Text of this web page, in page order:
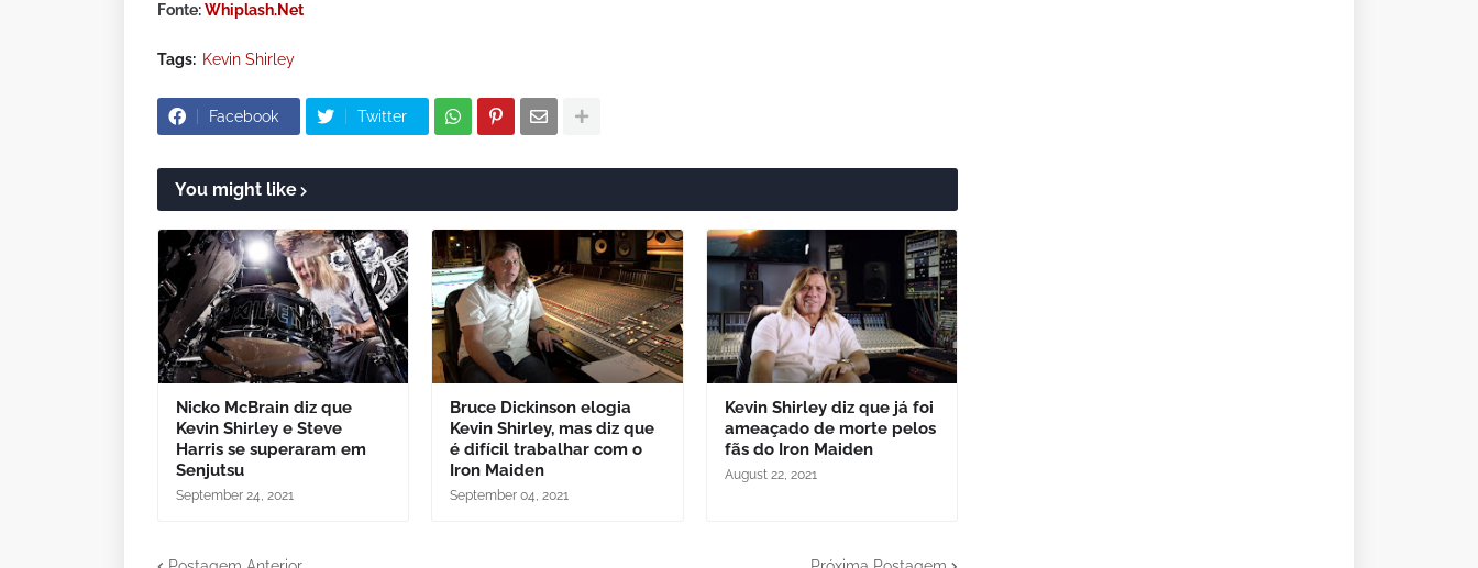
Fonte:Whiplash.Net
Tags: Kevin Shirley
Facebook Twitter
You might like
Nicko McBrain diz que
Kevin Shirley e Steve
Harris se superaram em
Senjutsu
September 24, 2021
Bruce Dickinson elogia
Kevin Shirley, mas diz que
é difícil trabalhar com o
Iron Maiden
September 04, 2021
Kevin Shirley diz que já foi
ameaçado de morte pelos
fãs do Iron Maiden
August 22, 2021